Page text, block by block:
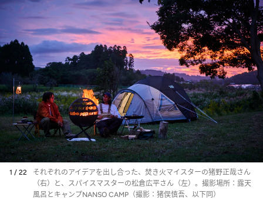
1 / 22
それぞれのアイデアを出し合った、焚き火マイスターの猪野正哉さん
（右）と、スパイスマスターの松倉広平さん（左）。撮影場所：露天
風呂とキャンプNANSO CAMP（撮影：猪俣慎吾、以下同）